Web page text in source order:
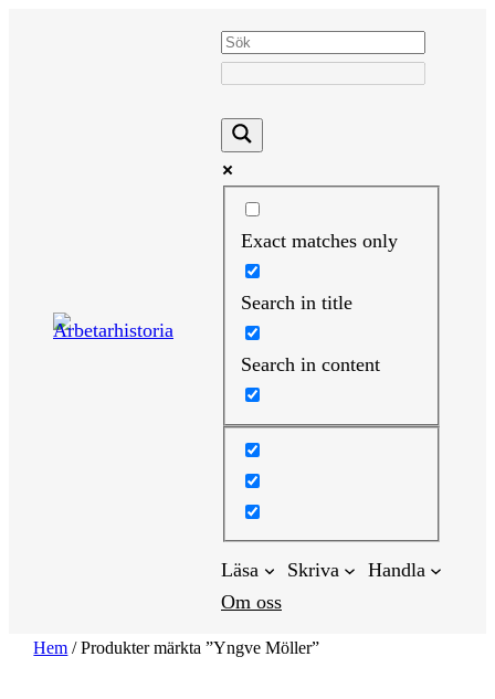
Exact matches only
Search in title
Search in content
Läsa Skriva
Handla
Om oss
Hem / Produkter märkta ”Yngve Möller”